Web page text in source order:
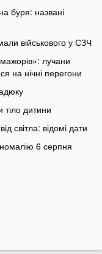
буря: названі
військового у СЗЧ
лучани
на нічні перегони
тіло дитини
світла: відомі дати
6 серпня
48 годин: вони